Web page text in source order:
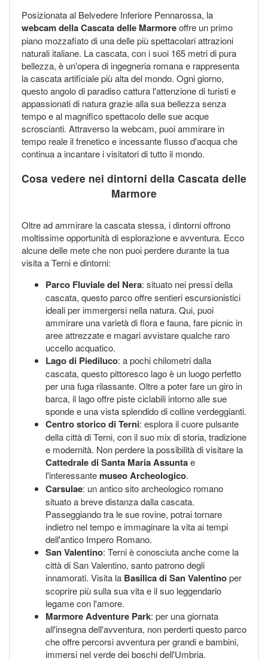
Posizionata al Belvedere Inferiore Pennarossa, la
webcam della Cascata delle Marmoreoffre un primo
piano mozzafiato di una delle più spettacolari attrazioni
naturali italiane. La cascata, con i suoi 165 metri di pura
bellezza, è un'opera di ingegneria romana e rappresenta
la cascata artificiale più alta del mondo. Ogni giorno,
questo angolo di paradiso cattura l'attenzione di turisti e
appassionati di natura grazie alla sua bellezza senza
tempo e al magnifico spettacolo delle sue acque
scroscianti. Attraverso la webcam, puoi ammirare in
tempo reale il frenetico e incessante flusso d'acqua che
continua a incantare i visitatori di tutto il mondo.
Cosa vedere nei dintorni della Cascata delle
Marmore
Oltre ad ammirare la cascata stessa, i dintorni offrono
moltissime opportunità di esplorazione e avventura. Ecco
alcune delle mete che non puoi perdere durante la tua
visita a Terni e dintorni:
Parco Fluviale del Nera: situato nei pressi della
cascata, questo parco offre sentieri escursionistici
ideali per immergersi nella natura. Qui, puoi
ammirare una varietà di flora e fauna, fare picnic in
aree attrezzate e magari avvistare qualche raro
uccello acquatico.
Lago di Piediluco: a pochi chilometri dalla
cascata, questo pittoresco lago è un luogo perfetto
per una fuga rilassante. Oltre a poter fare un giro in
barca, il lago offre piste ciclabili intorno alle sue
sponde e una vista splendido di colline verdeggianti.
Centro storico di Terni: esplora il cuore pulsante
della città di Terni, con il suo mix di storia, tradizione
e modernità. Non perdere la possibilità di visitare la
Cattedrale di Santa Maria Assuntae
l'interessante museo Archeologico.
Carsulae: un antico sito archeologico romano
situato a breve distanza dalla cascata.
Passeggiando tra le sue rovine, potrai tornare
indietro nel tempo e immaginare la vita ai tempi
dell'antico Impero Romano.
San Valentino: Terni è conosciuta anche come la
città di San Valentino, santo patrono degli
innamorati. Visita la Basilica di San Valentinoper
scoprire più sulla sua vita e il suo leggendario
legame con l'amore.
Marmore Adventure Park: per una giornata
all'insegna dell'avventura, non perderti questo parco
che offre percorsi avventura per grandi e bambini,
immersi nel verde dei boschi dell'Umbria.